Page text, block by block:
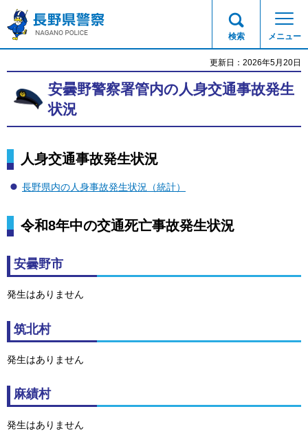
長野県警察
検索 メニュー
更新日：2026年5月20日
安曇野警察署管内の人身交通事故発生
状況
人身交通事故発生状況
長野県内の人身事故発生状況（統計）
令和8年中の交通死亡事故発生状況
安曇野市
発生はありません
筑北村
発生はありません
麻績村
発生はありません